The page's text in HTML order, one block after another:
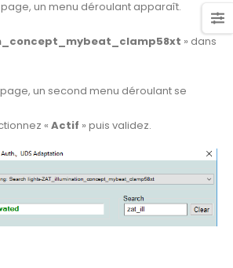
un menu déroulant apparaît.
» dans
un second menu déroulant se
« Actif » puis validez.